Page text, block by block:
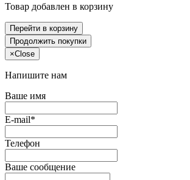
Товар добавлен в корзину
Перейти в корзину
Продолжить покупки
×Close
Напишите нам
Ваше имя
E-mail*
Телефон
Ваше сообщение